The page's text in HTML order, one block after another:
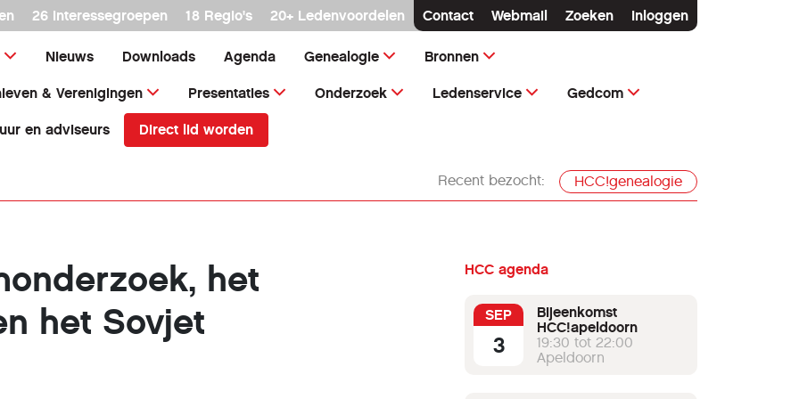
26 interessegroepen 18 Regio's 20+ Ledenvoordelen Contact Webmail Zoeken Inloggen
Nieuws Downloads Agenda Genealogie Bronnen
& Verenigingen Presentaties Onderzoek Ledenservice Gedcom
en adviseurs Direct lid worden
Recent bezocht: HCC!genealogie
het
het Sovjet
HCC agenda
SEP
3
Bijeenkomst
HCC!apeldoorn
19:30 tot 22:00
Apeldoorn